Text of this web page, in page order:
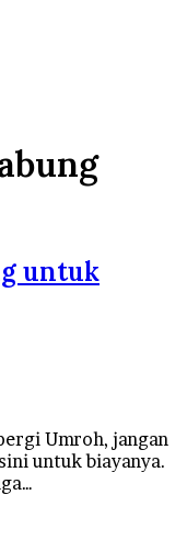
untuk
Umroh, jangan
untuk biayanya.